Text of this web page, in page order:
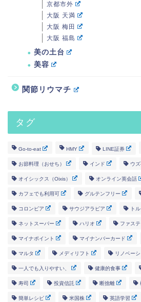
京都市外
大阪 天満
大阪 梅田
大阪 福島
美の土台
美容
関節リウマチ
タグ
Go-to-eat HMY LINE証券
お節料理（おせち） インド ウ
オイシックス（Oixis） オンライン英会話
カフェでも利用可 グルテンフリー
コロンビア サウジアラビア ト
ネットスーパー ハリオ ファス
マイナポイント マイナンバーカード
マルタ メディリフト リノベー
一人でも入りやすい、 健康的食事
寿司 投資信託 断捨離
簡単レシピ 米国株 英語学習